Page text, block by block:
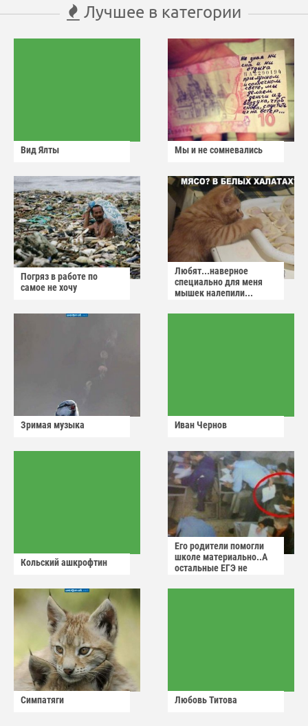
Лучшее в категории
Вид Ялты Мы и не сомневались
Погряз в работе по
самое не хочу
Любят...наверное
специально для меня
мышек налепили...
Зримая музыка Иван Чернов
Кольский ашкрофтин
Его родители помогли
школе материально..А
остальные ЕГЭ не
Симпатяги Любовь Титова